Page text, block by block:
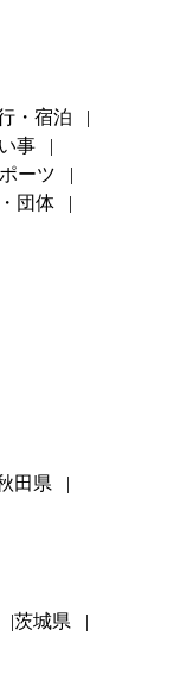
・宿泊
事
ーツ
団体
田県
茨城県